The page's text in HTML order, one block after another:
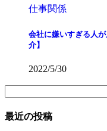
仕事関係
会社に嫌いすぎる人
介】
2022/5/30
最近の投稿